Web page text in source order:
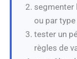
segmenter
ou par type
tester un
règles de